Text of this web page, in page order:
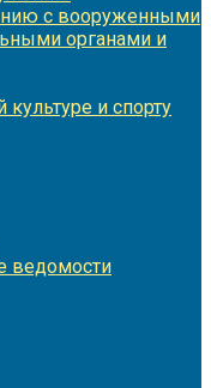
с вооруженными
органами и
и спорту
ведомости